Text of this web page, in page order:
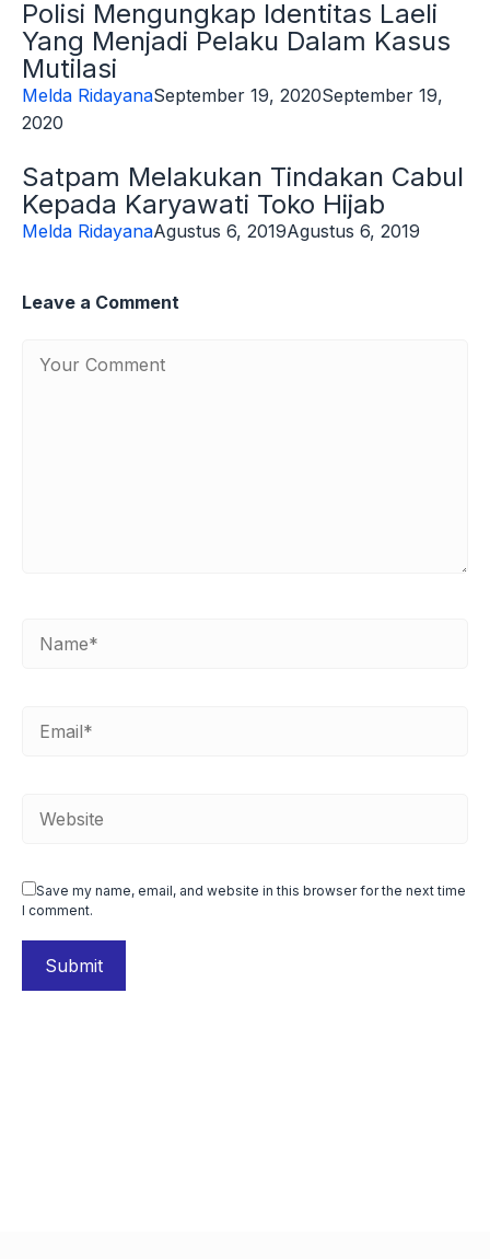
Polisi Mengungkap Identitas Laeli
Yang Menjadi Pelaku Dalam Kasus
Mutilasi
Melda RidayanaSeptember 19, 2020September 19,
2020
Satpam Melakukan Tindakan Cabul
Kepada Karyawati Toko Hijab
Melda RidayanaAgustus 6, 2019Agustus 6, 2019
Leave a Comment
Save my name, email, and website in this browser for the next time
I comment.